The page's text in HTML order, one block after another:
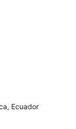
Ecuador